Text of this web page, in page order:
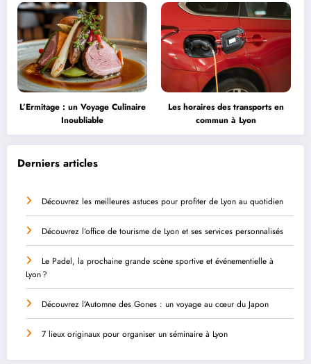
L’Ermitage : un Voyage Culinaire
Inoubliable
Les horaires des transports en
commun à Lyon
Derniers articles
Découvrez les meilleures astuces pour profiter de Lyon au quotidien
Découvrez l’office de tourisme de Lyon et ses services personnalisés
Le Padel, la prochaine grande scène sportive et événementielle à
Lyon ?
Découvrez l’Automne des Gones : un voyage au cœur du Japon
7 lieux originaux pour organiser un séminaire à Lyon